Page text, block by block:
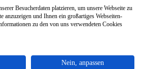
Feuerraumauskleidung Eckdaten: 9
Besucherdaten platzieren, um unsere Webseite zu
anzuzeigen und Ihnen ein großartiges Webseiten-
zu den von uns verwendeten Cookies
Nein, anpassen